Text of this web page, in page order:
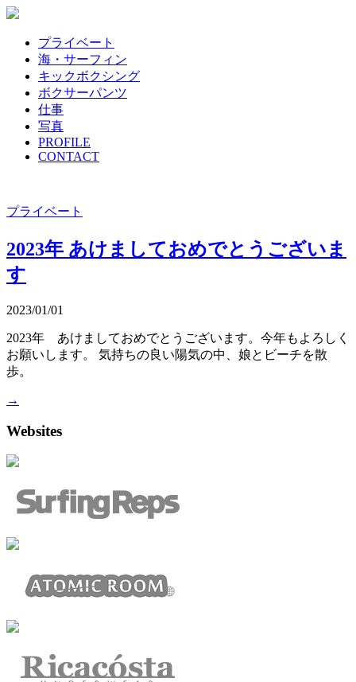
プライベート
海・サーフィン
キックボクシング
ボクサーパンツ
仕事
写真
PROFILE
CONTACT
プライベート
2023年 あけましておめでとうございま
す
2023/01/01
2023年 あけましておめでとうございます。今年もよろしく
お願いします。 気持ちの良い陽気の中、娘とビーチを散
歩。
→
Websites